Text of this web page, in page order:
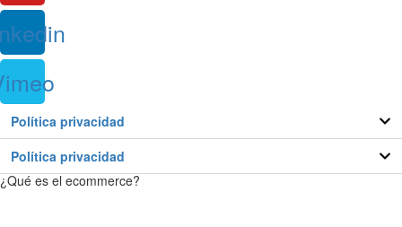
Política privacidad
Política privacidad
¿Qué es el ecommerce?